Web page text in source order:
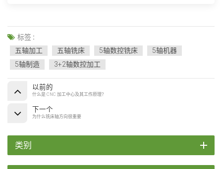
标签 :
五轴加工
五轴铣床 5轴数控铣床
5轴机器
5轴制造
3+2轴数控加工
以前的
什么是 CNC 加工中心及其工作原理？
下一个
为什么铣床轴方向很重要
类别